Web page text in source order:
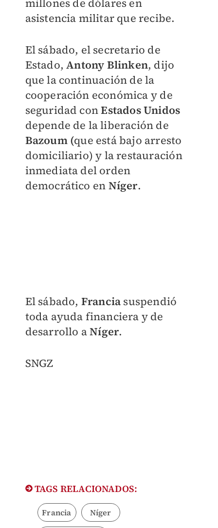
millones de dólares en
asistencia militar que recibe.
El sábado, el secretario de
Estado,Antony Blinken, dijo
que la continuación de la
cooperación económica y de
seguridad conEstados Unidos
depende de la liberación de
Bazoum (que está bajo arresto
domiciliario) y la restauración
inmediata del orden
democrático en Níger.
El sábado, Francia suspendió
toda ayuda financiera y de
desarrollo aNíger.
SNGZ
TAGS RELACIONADOS:
Francia Níger